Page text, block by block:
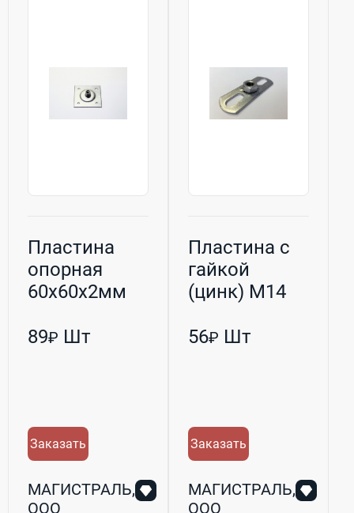
Пластина
опорная
60х60х2мм
89₽ Шт
Заказать
МАГИСТРАЛЬ,
ООО
Пластина с
гайкой
(цинк) M14
56₽ Шт
Заказать
МАГИСТРАЛЬ,
ООО